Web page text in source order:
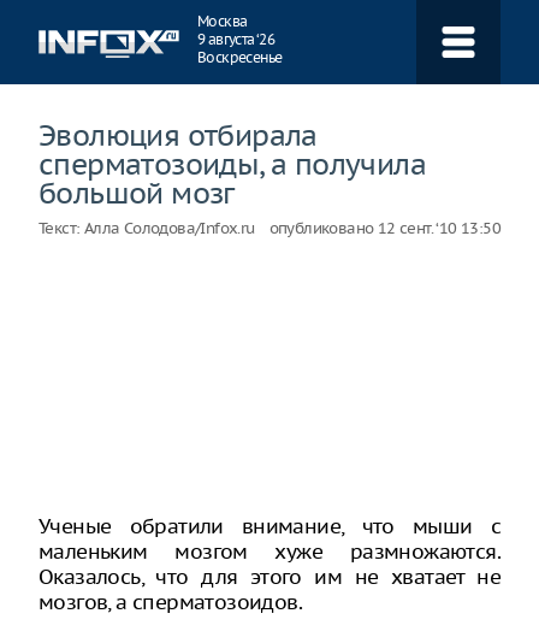
Москва
9 августа ‘26
Воскресенье
Эволюция отбирала
сперматозоиды, а получила
большой мозг
Текст: Алла Солодова/Infox.ru опубликовано 12 сент. ‘10 13:50
Ученые обратили внимание, что мыши с
маленьким мозгом хуже размножаются.
Оказалось, что для этого им не хватает не
мозгов, а сперматозоидов.